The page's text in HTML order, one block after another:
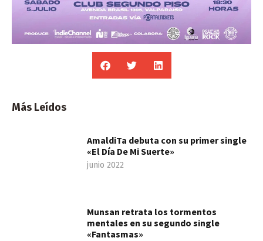
Más Leídos
AmaldiTa debuta con su primer single
«El Día De Mi Suerte»
junio 2022
Munsan retrata los tormentos
mentales en su segundo single
«Fantasmas»